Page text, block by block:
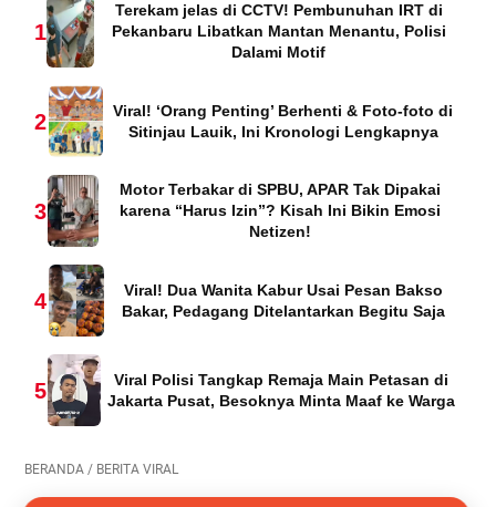
1
Terekam jelas di CCTV! Pembunuhan IRT di
Pekanbaru Libatkan Mantan Menantu, Polisi
Dalami Motif
2
Viral! ‘Orang Penting’ Berhenti & Foto-foto di
Sitinjau Lauik, Ini Kronologi Lengkapnya
3
Motor Terbakar di SPBU, APAR Tak Dipakai
karena “Harus Izin”? Kisah Ini Bikin Emosi
Netizen!
4
Viral! Dua Wanita Kabur Usai Pesan Bakso
Bakar, Pedagang Ditelantarkan Begitu Saja
5
Viral Polisi Tangkap Remaja Main Petasan di
Jakarta Pusat, Besoknya Minta Maaf ke Warga
BERANDA / BERITA VIRAL